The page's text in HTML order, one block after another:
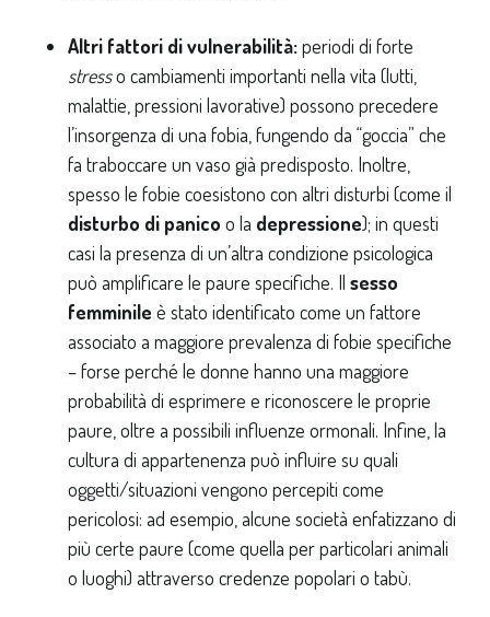
Altri fattori di vulnerabilità:periodi di forte
stresso cambiamenti importanti nella vita (lutti,
malattie, pressioni lavorative) possono precedere
l’insorgenza di una fobia, fungendo da “goccia” che
fa traboccare un vaso già predisposto. Inoltre,
spesso le fobie coesistono con altri disturbi (come il
disturbo di panico o la depressione); in questi
casi la presenza di un’altra condizione psicologica
può amplificare le paure specifiche. Il sesso
femminile è stato identificato come un fattore
associato a maggiore prevalenza di fobie specifiche
– forse perché le donne hanno una maggiore
probabilità di esprimere e riconoscere le proprie
paure, oltre a possibili influenze ormonali. Infine, la
cultura di appartenenza può influire su quali
oggetti/situazioni vengono percepiti come
pericolosi: ad esempio, alcune società enfatizzano di
più certe paure (come quella per particolari animali
o luoghi) attraverso credenze popolari o tabù.